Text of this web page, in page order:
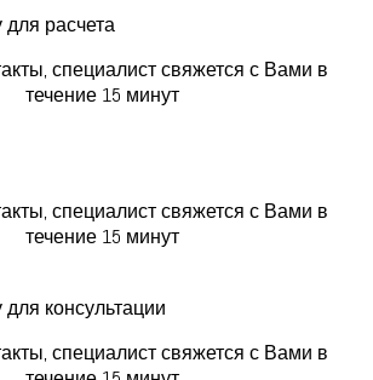
расчета
специалист свяжется с Вами в
течение 15 минут
специалист свяжется с Вами в
течение 15 минут
консультации
специалист свяжется с Вами в